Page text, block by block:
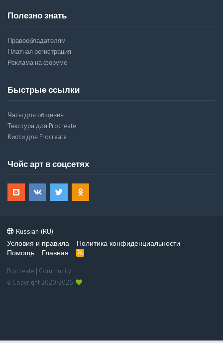
Полезно знать
Правообладателям
Платная регистрация
Реклама на форуме
Быстрые ссылки
Чаты для общения
Текстура для Procreate
Кисти для Procreate
Чойс арт в соцсетях
Russian (RU)
Условия и правила
Политика конфиденциальности
Помощь
Главная
R
Procreate | Community
© Copyright 2020-2026